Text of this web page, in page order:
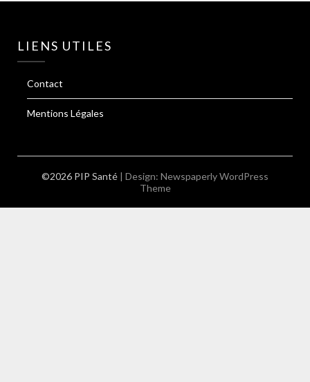
LIENS UTILES
Contact
Mentions Légales
©2026 PIP Santé | Design: Newspaperly WordPress
Theme